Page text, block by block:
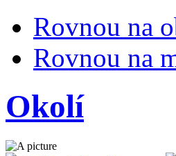
Rovnou na
Rovnou na
Okolí